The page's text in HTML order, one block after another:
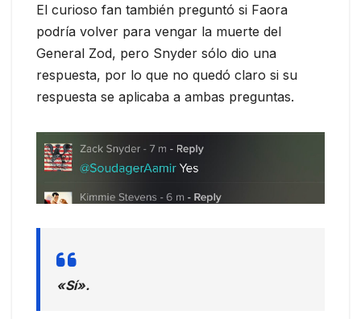
El curioso fan también preguntó si Faora
podría volver para vengar la muerte del
General Zod, pero Snyder sólo dio una
respuesta, por lo que no quedó claro si su
respuesta se aplicaba a ambas preguntas.
«Sí».